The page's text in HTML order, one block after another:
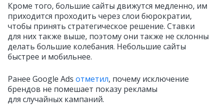
Кроме того, большие сайты движутся медленно, им
приходится проходить через слои бюрократии,
чтобы принять стратегическое решение. Ставки
для них также выше, поэтому они также не склонны
делать большие колебания. Небольшие сайты
быстрее и мобильнее.
Ранее Google Ads отметил, почему исключение
брендов не помешает показу рекламы
для случайных кампаний.